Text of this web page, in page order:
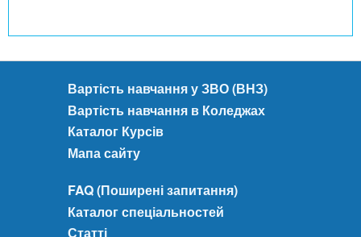
Вартість навчання у ЗВО (ВНЗ)
Вартість навчання в Коледжах
Каталог Курсів
Мапа сайту
FAQ (Поширені запитання)
Каталог спеціальностей
Статті